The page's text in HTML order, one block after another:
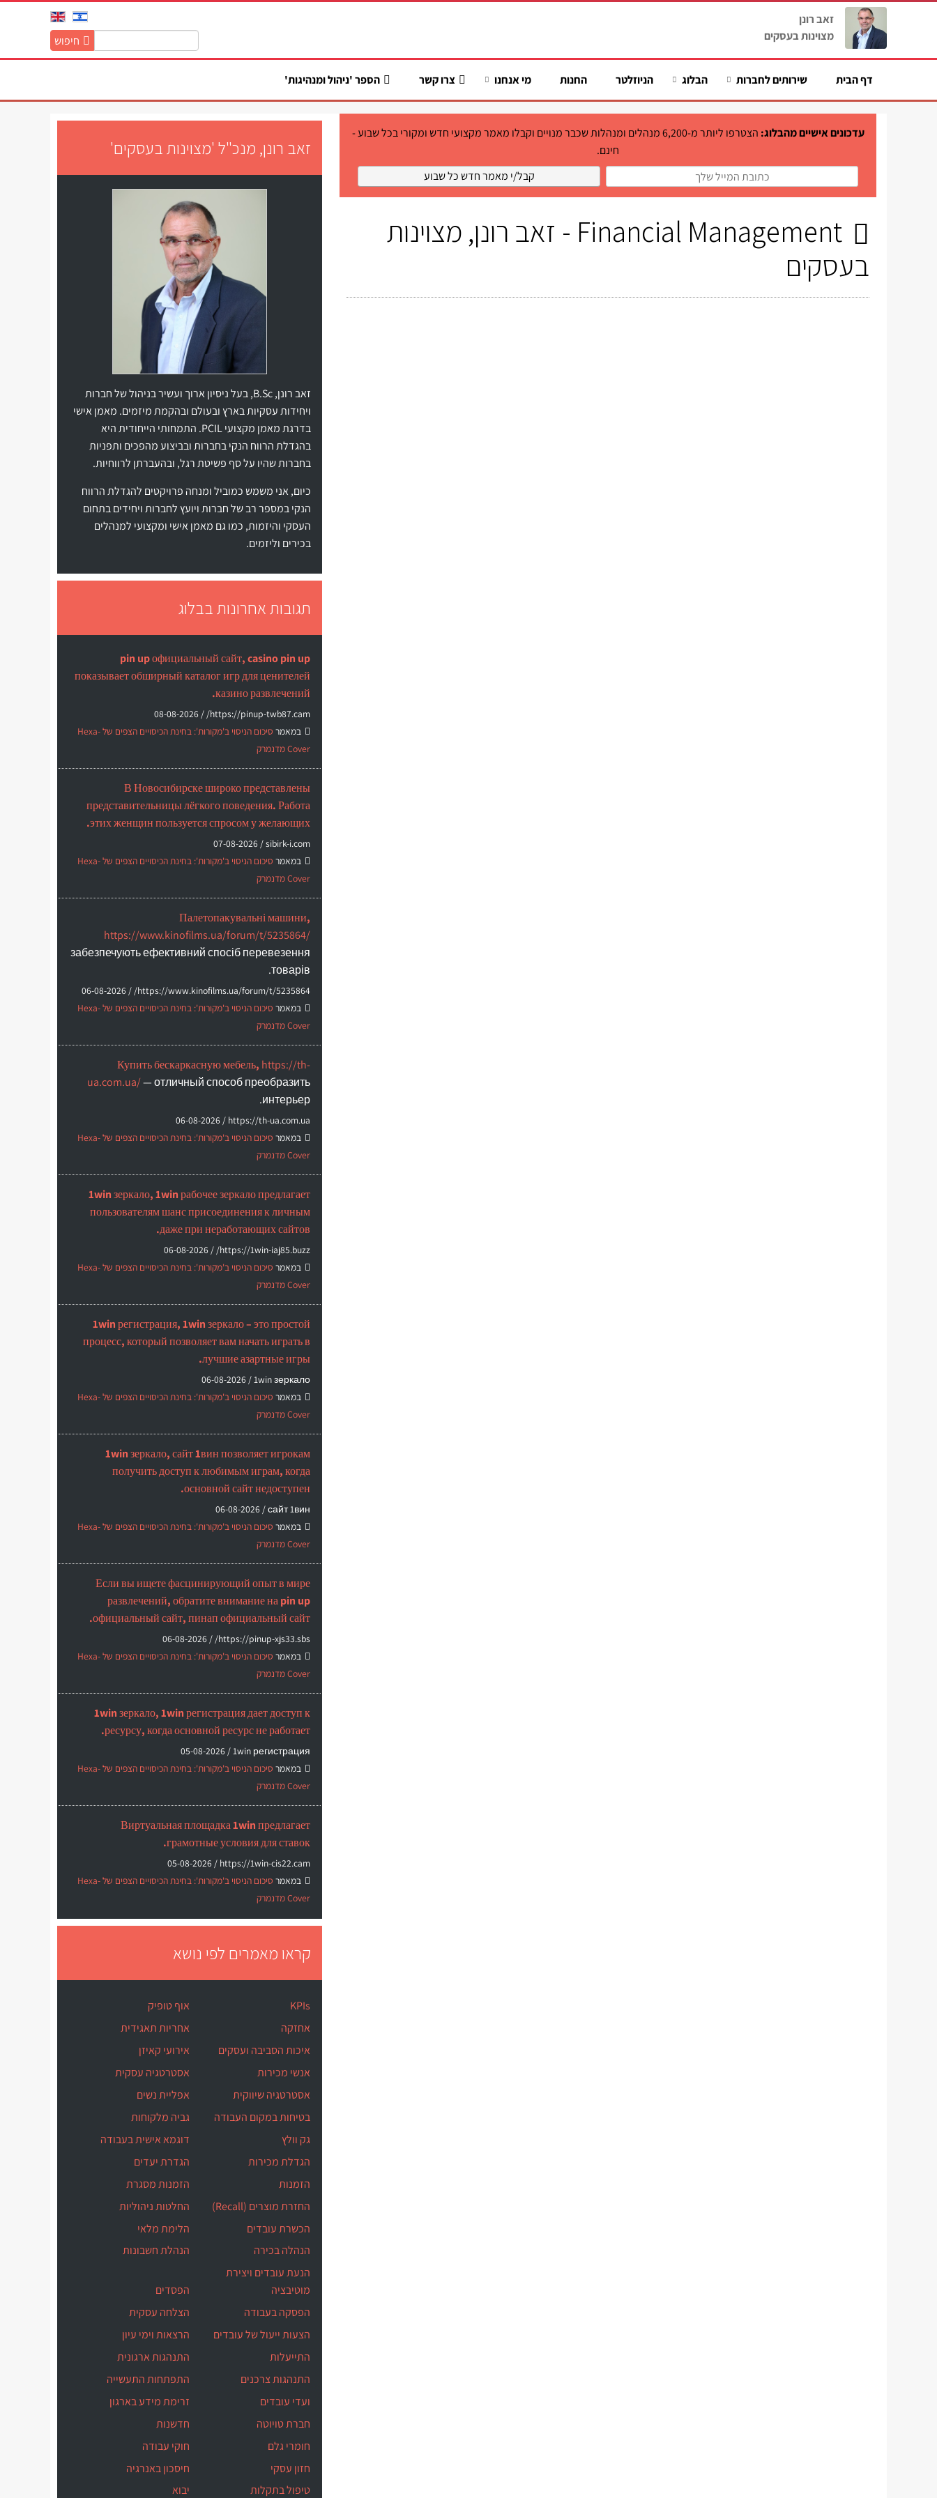
באתר:
חיפוש
זאב רונן
מצוינות בעסקים
דף הבית שירותים לחברות הבלוג הניוזלטר החנות מי אנחנו צרו קשר הספר 'ניהול ומנהיגות'
עדכונים אישיים מהבלוג:
הצטרפו ליותר מ-6,200 מנהלים ומנהלות שכבר מנויים וקבלו מאמר מקצועי חדש ומקורי בכל שבוע -
חינם.
Financial Management - זאב רונן, מצוינות
בעסקים
זאב רונן, מנכ"ל 'מצוינות בעסקים'
זאב רונן, B.Sc, בעל ניסיון ארוך ועשיר בניהול של חברות
ויחידות עסקיות בארץ ובעולם ובהקמת מיזמים. מאמן אישי
בדרגת מאמן מקצועי PCIL. התמחותי הייחודית היא
בהגדלת הרווח הנקי בחברות ובביצוע מהפכים ותפניות
בחברות שהיו על סף פשיטת רגל, ובהעברתן לרווחיות.
כיום, אני משמש כמוביל ומנחה פרויקטים להגדלת הרווח
הנקי במספר רב של חברות ויועץ לחברות ויחידים בתחום
העסקי והיזמות, כמו גם מאמן אישי ומקצועי למנהלים
בכירים וליזמים.
תגובות אחרונות בבלוג
pin up официальный сайт, casino pin up
показывает обширный каталог игр для ценителей
казино развлечений.
https://pinup-twb87.cam/ /
08-08-2026
במאמר
סיכום הניסוי ב'מקורות': בחינת הכיסויים הצפים של Hexa-
Cover מדנמרק
В Новосибирске широко представлены
представительницы лёгкого поведения. Работа
этих женщин пользуется спросом у желающих.
sibirk-i.com /
07-08-2026
במאמר
סיכום הניסוי ב'מקורות': בחינת הכיסויים הצפים של Hexa-
Cover מדנמרק
Палетопакувальні машини,
https://www.kinofilms.ua/forum/t/5235864/
забезпечують ефективний спосіб перевезення
товарів.
https://www.kinofilms.ua/forum/t/5235864/ /
06-08-2026
במאמר
סיכום הניסוי ב'מקורות': בחינת הכיסויים הצפים של Hexa-
Cover מדנמרק
Купить бескаркасную мебель, https://th-
ua.com.ua/— отличный способ преобразить
интерьер.
https://th-ua.com.ua /
06-08-2026
במאמר
סיכום הניסוי ב'מקורות': בחינת הכיסויים הצפים של Hexa-
Cover מדנמרק
1win зеркало, 1win рабочее зеркало предлагает
пользователям шанс присоединения к личным
даже при неработающих сайтов.
https://1win-iaj85.buzz/ /
06-08-2026
במאמר
סיכום הניסוי ב'מקורות': בחינת הכיסויים הצפים של Hexa-
Cover מדנמרק
1win регистрация, 1win зеркало – это простой
процесс, который позволяет вам начать играть в
лучшие азартные игры.
1win зеркало /
06-08-2026
במאמר
סיכום הניסוי ב'מקורות': בחינת הכיסויים הצפים של Hexa-
Cover מדנמרק
1win зеркало, сайт 1вин позволяет игрокам
получить доступ к любимым играм, когда
основной сайт недоступен.
сайт 1вин /
06-08-2026
במאמר
סיכום הניסוי ב'מקורות': בחינת הכיסויים הצפים של Hexa-
Cover מדנמרק
Если вы ищете фасцинирующий опыт в мире
развлечений, обратите внимание на pin up
официальный сайт, пинап официальный сайт.
https://pinup-xjs33.sbs/ /
06-08-2026
במאמר
סיכום הניסוי ב'מקורות': בחינת הכיסויים הצפים של Hexa-
Cover מדנמרק
1win зеркало, 1win регистрация дает доступ к
ресурсу, когда основной ресурс не работает.
1win регистрация /
05-08-2026
במאמר
סיכום הניסוי ב'מקורות': בחינת הכיסויים הצפים של Hexa-
Cover מדנמרק
Виртуальная площадка 1win предлагает
грамотные условия для ставок.
https://1win-cis22.cam /
05-08-2026
במאמר
סיכום הניסוי ב'מקורות': בחינת הכיסויים הצפים של Hexa-
Cover מדנמרק
קראו מאמרים לפי נושא
KPIs
אוף טופיק
אחזקה
אחריות תאגידית
איכות הסביבה ועסקים
אירועי קאיזן
אנשי מכירות
אסטרטגיה עסקית
אסטרטגיה שיווקית
אפליית נשים
בטיחות במקום העבודה
גביה מלקוחות
גק וולץ
דוגמא אישית בעבודה
הגדלת מכירות
הגדרת יעדים
הזמנות
הזמנות מסגרת
החזרת מוצרים (Recall)
החלטות ניהוליות
הכשרת עובדים
הלימת מלאי
הנהלה בכירה
הנהלת חשבונות
הנעת עובדים ויצירת
מוטיבציה
הפסדים
הפסקה בעבודה
הצלחה עסקית
הצעות ייעול של עובדים
הרצאות וימי עיון
התייעלות
התנהגות ארגונית
התנהגות צרכנים
התפתחות התעשייה
ועדי עובדים
זרימת מידע בארגון
חברת טויוטה
חדשנות
חומרי גלם
חוקי עבודה
חזון עסקי
חיסכון באנרגיה
טיפול בתקלות
יבוא